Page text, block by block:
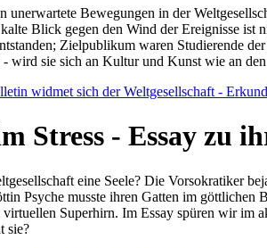
unerwartete Bewegungen in der
Blick gegen den Wind der Ereignisse ist
Zielpublikum waren Studierende
wird sie sich an Kultur und Kunst wie an
widmet sich der Weltgesellschaft -
Stress - Essay zu
eine Seele? Die Vorsokratiker
Psyche musste ihren Gatten im
Superhirn. Im Essay spüren wir im
sie?